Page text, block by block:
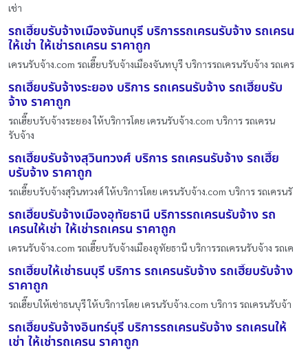
เช่า
รถเฮี๊ยบรับจ้างเมืองจันทบุรี บริการรถเครนรับจ้าง รถเครน
ให้เช่า ให้เช่ารถเครน ราคาถูก
เครนรับจ้าง.com รถเฮี๊ยบรับจ้างเมืองจันทบุรี บริการรถเครนรับจ้าง รถเคร
รถเฮี๊ยบรับจ้างระยอง บริการ รถเครนรับจ้าง รถเฮี๊ยบรับ
จ้าง ราคาถูก
รถเฮี๊ยบรับจ้างระยอง ให้บริการโดย เครนรับจ้าง.com บริการ รถเครน
รับจ้าง
รถเฮี๊ยบรับจ้างสุวินทวงศ์ บริการ รถเครนรับจ้าง รถเฮี๊ย
บรับจ้าง ราคาถูก
รถเฮี๊ยบรับจ้างสุวินทวงศ์ ให้บริการโดย เครนรับจ้าง.com บริการ รถเครนรั
รถเฮี๊ยบรับจ้างเมืองอุทัยธานี บริการรถเครนรับจ้าง รถ
เครนให้เช่า ให้เช่ารถเครน ราคาถูก
เครนรับจ้าง.com รถเฮี๊ยบรับจ้างเมืองอุทัยธานี บริการรถเครนรับจ้าง รถเค
รถเฮี๊ยบให้เช่าธนบุรี บริการ รถเครนรับจ้าง รถเฮี๊ยบรับจ้าง
ราคาถูก
รถเฮี๊ยบให้เช่าธนบุรี ให้บริการโดย เครนรับจ้าง.com บริการ รถเครนรับจ้า
รถเฮี๊ยบรับจ้างอินทร์บุรี บริการรถเครนรับจ้าง รถเครนให้
เช่า ให้เช่ารถเครน ราคาถูก